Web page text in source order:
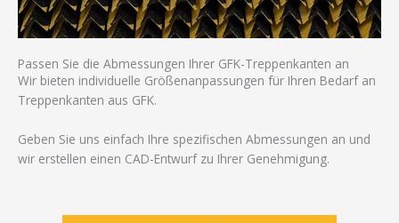
Passen Sie die Abmessungen Ihrer GFK-Treppenkanten an
Wir bieten individuelle Größenanpassungen für Ihren Bedarf an
Treppenkanten aus GFK.
Geben Sie uns einfach Ihre spezifischen Abmessungen an und
wir erstellen einen CAD-Entwurf zu Ihrer Genehmigung.